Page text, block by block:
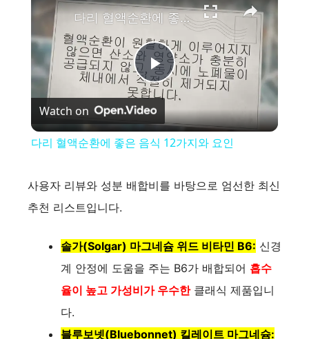
P
l
V
i
d
다리 혈액순환에 좋은 음식 12가지와 요인
Watch on
다리 혈액순환에 좋은 음식 12가지와 요인
사용자 리뷰와 성분 배합비를 바탕으로 엄선한 최신
추천 리스트입니다.
솔가(Solgar) 마그네슘 위드 비타민 B6: 신경
계 안정에 도움을 주는 B6가 배합되어 흡수
율이 높고 가성비가 우수한클래식 제품입니
다.
블루보넷(Bluebonnet) 킬레이트 마그네슘: